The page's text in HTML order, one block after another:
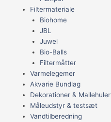
Filtermateriale
Biohome
JBL
Juwel
Bio-Balls
Filtermåtter
Varmelegemer
Akvarie Bundlag
Dekorationer & Mallehuler
Måleudstyr & testsæt
Vandtilberedning